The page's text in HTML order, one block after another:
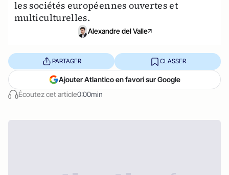
les sociétés européennes ouvertes et
multiculturelles.
Alexandre del Valle
Écoutez cet article0:00min
PARTAGER CLASSER
Ajouter Atlantico en favori sur Google